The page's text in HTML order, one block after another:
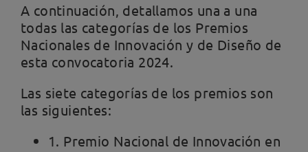
A continuación, detallamos una a una
todas las categorías de los Premios
Nacionales de Innovación y de Diseño de
esta convocatoria 2024.
Las siete categorías de los premios son
las siguientes:
1. Premio Nacional de Innovación en